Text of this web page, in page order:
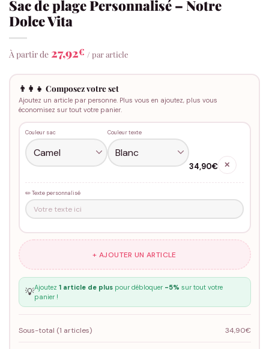
Sac de plage Personnalisé – Notre
Dolce Vita
À partir de 27,92€ / par article
👨‍👩‍👧 Composez votre set
Ajoutez un article par personne. Plus vous en ajoutez, plus vous
économisez sur tout votre panier.
Couleur sac Couleur texte
34,90€ ✕
✏️ Texte personnalisé
+ AJOUTER UN ARTICLE
💡Ajoutez 1 article de pluspour débloquer -5% sur tout votre
panier !
Sous-total (1 articles) 34,90€